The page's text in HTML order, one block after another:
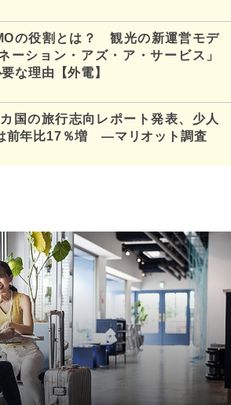
の役割とは？ 観光の新運営モデ
ーション・アズ・ア・サービス」
な理由【外電】
国の旅行志向レポート発表、少人
前年比17％増 ―マリオット調査